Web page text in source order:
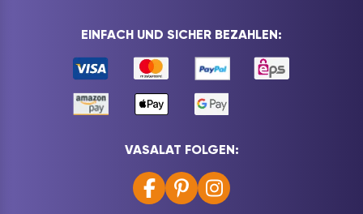
EINFACH UND SICHER BEZAHLEN:
VASALAT FOLGEN: